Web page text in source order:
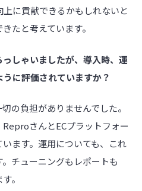
に貢献できるかもしれないと
たと考えています。
っしゃいましたが、導入時、運
に評価されていますか？
の負担がありませんでした。
さんとECプラットフォー
ます。運用についても、これ
チューニングもレポートも
。